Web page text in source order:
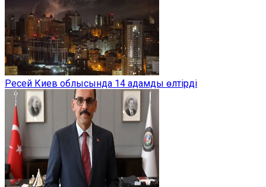
Ресей Киев облысында 14 адамды өлтірді